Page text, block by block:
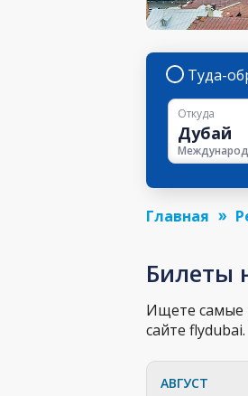
Туда-
Откуда
Главная
Билеты
Ищете самые
сайте flydubai.
АВГУСТ